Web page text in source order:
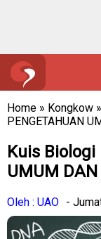
Home » Kongkow »
PENGETAHUAN
Kuis Biologi
UMUM
Oleh : UAO -